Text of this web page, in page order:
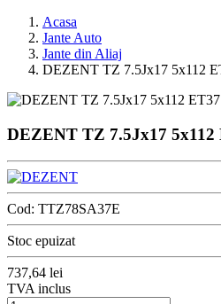
Acasa
Jante Auto
Jante din Aliaj
DEZENT TZ 7.5Jx17 5x112
DEZENT TZ 7.5Jx17 5x112
Cod: TTZ78SA37E
Stoc epuizat
737,64 lei
TVA inclus